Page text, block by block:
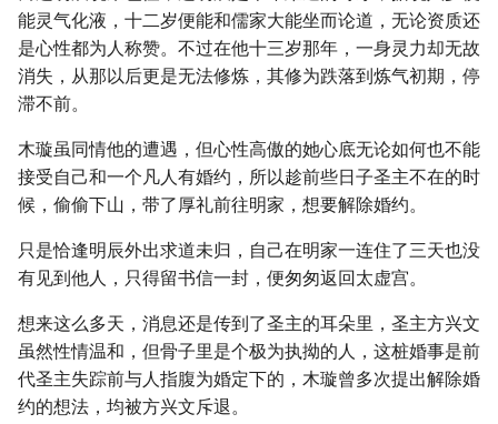
能灵气化液，十二岁便能和儒家大能坐而论道，无论资质还
是心性都为人称赞。不过在他十三岁那年，一身灵力却无故
消失，从那以后更是无法修炼，其修为跌落到炼气初期，停
滞不前。
木璇虽同情他的遭遇，但心性高傲的她心底无论如何也不能
接受自己和一个凡人有婚约，所以趁前些日子圣主不在的时
候，偷偷下山，带了厚礼前往明家，想要解除婚约。
只是恰逢明辰外出求道未归，自己在明家一连住了三天也没
有见到他人，只得留书信一封，便匆匆返回太虚宫。
想来这么多天，消息还是传到了圣主的耳朵里，圣主方兴文
虽然性情温和，但骨子里是个极为执拗的人，这桩婚事是前
代圣主失踪前与人指腹为婚定下的，木璇曾多次提出解除婚
约的想法，均被方兴文斥退。